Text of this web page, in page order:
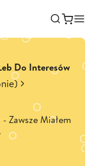
Do Interesów